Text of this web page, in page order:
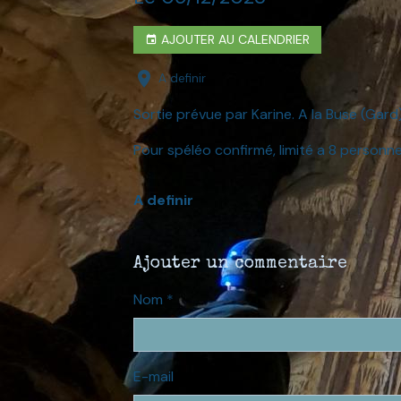
AJOUTER AU CALENDRIER
A definir
Sortie prévue par Karine. A la Buse
Pour spéléo confirmé, limité a 8
A definir
Ajouter un commentaire
Nom
E-mail